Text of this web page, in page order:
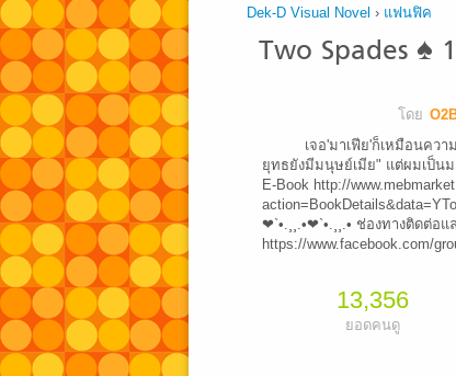
Dek-D Visual Novel › แฟนฟิค
Two Spades ♠
โดย
เจอ'มาเฟีย'ก็เหมือนคว
ยุทธยังมีมนุษย์เมีย" แต่ผมเป็นม
E-Book http://
❤`•.¸¸.•❤`•.¸¸.• ช่องทางติดต่
https://www.facebook.com/
13,356
ยอดคนดู